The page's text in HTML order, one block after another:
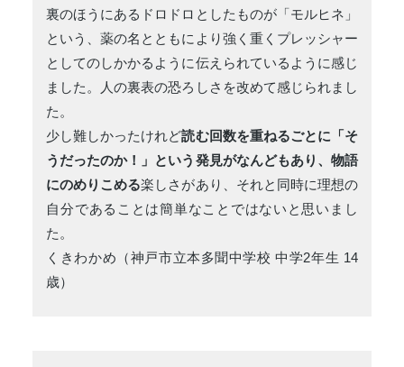
裏のほうにあるドロドロとしたものが「モルヒネ」
という、薬の名とともにより強く重くプレッシャー
としてのしかかるように伝えられているように感じ
ました。人の裏表の恐ろしさを改めて感じられまし
た。
少し難しかったけれど読む回数を重ねるごとに「そ
うだったのか！」という発見がなんどもあり、物語
にのめりこめる楽しさがあり、それと同時に理想の
自分であることは簡単なことではないと思いまし
た。
くきわかめ（神戸市立本多聞中学校 中学2年生 14
歳）